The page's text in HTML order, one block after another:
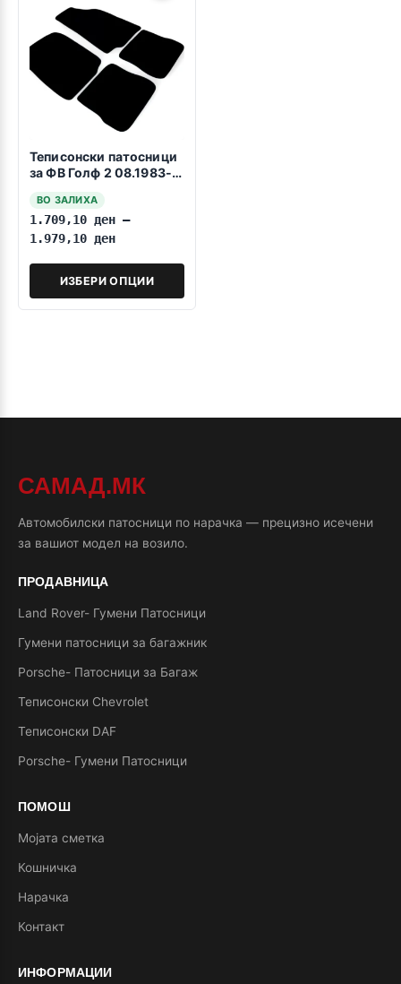
Теписонски патосници
за ФВ Голф 2 08.1983-
ВО ЗАЛИХА
1.709,10 ден –
1.979,10 ден
ИЗБЕРИ ОПЦИИ
САМАД.МК
Автомобилски патосници по нарачка — прецизно исечени
за вашиот модел на возило.
ПРОДАВНИЦА
Land Rover- Гумени Патосници
Гумени патосници за багажник
Porsche- Патосници за Багаж
Теписонски Chevrolet
Теписонски DAF
Porsche- Гумени Патосници
ПОМОШ
Мојата сметка
Кошничка
Нарачка
Контакт
ИНФОРМАЦИИ